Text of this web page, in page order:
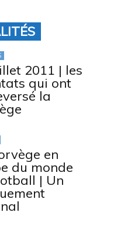
2011 | les
qui ont
la
en
du monde
| Un